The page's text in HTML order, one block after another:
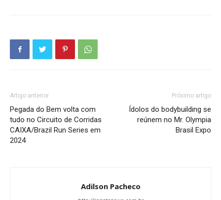
Artigo anterior
Pegada do Bem volta com
tudo no Circuito de Corridas
CAIXA/Brazil Run Series em
2024
Próximo artigo
Ídolos do bodybuilding se
reúnem no Mr. Olympia
Brasil Expo
Adilson Pacheco